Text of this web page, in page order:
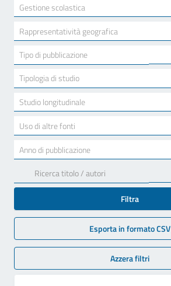
Gestione scolastica
results
Rappresentatività geografica
10
results
available
Tipo di pubblicazione
results
available
Tipologia di studio
results
available
Studio longitudinale
results
Uso di altre fonti
results
Anno di pubblicazione
17
results
available
Filtra
Esporta in formato CSV
Azzera filtri